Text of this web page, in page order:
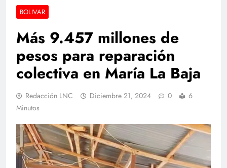
BOLIVAR
Más 9.457 millones de
pesos para reparación
colectiva en María La Baja
Redacción LNC Diciembre 21, 2024 0
6
Minutos